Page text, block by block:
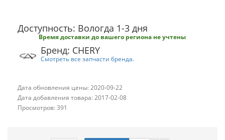
Доступность: Вологда 1-3 дня
Время доставки до вашего региона не учтены
Бренд: CHERY
Смотреть все запчасти бренда.
Дата обновления цены: 2020-09-22
Дата добавления товара: 2017-02-08
Просмотров: 391